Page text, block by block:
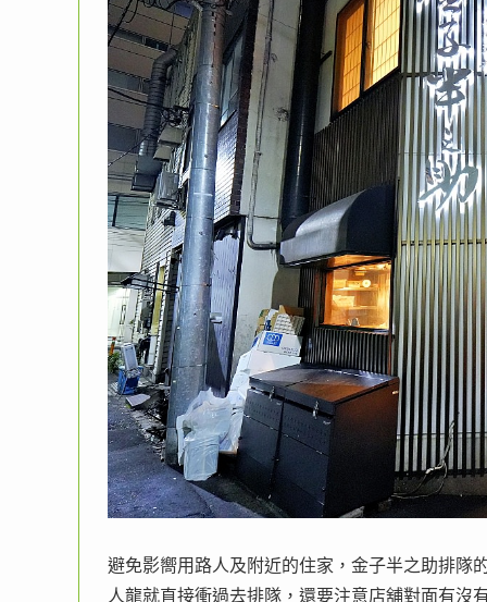
避免影嚮用路人及附近的住家，金子半之助排隊
人龍就直接衝過去排隊，還要注意店舖對面有沒